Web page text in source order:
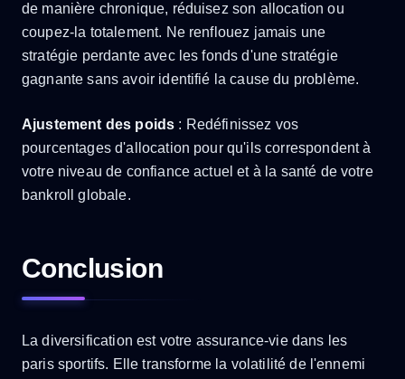
de manière chronique, réduisez son allocation ou
coupez-la totalement. Ne renflouez jamais une
stratégie perdante avec les fonds d'une stratégie
gagnante sans avoir identifié la cause du problème.
Ajustement des poids : Redéfinissez vos
pourcentages d'allocation pour qu'ils correspondent à
votre niveau de confiance actuel et à la santé de votre
bankroll globale.
Conclusion
La diversification est votre assurance-vie dans les
paris sportifs. Elle transforme la volatilité de l'ennemi